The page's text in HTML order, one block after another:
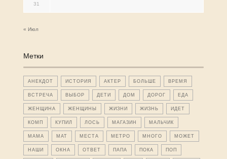
31
« Июл
Метки
АНЕКДОТ ИСТОРИЯ АКТЕР БОЛЬШЕ ВРЕМЯ
ВСТРЕЧА ВЫБОР ДЕТИ ДОМ ДОРОГ ЕДА
ЖЕНЩИНА ЖЕНЩИНЫ ЖИЗНИ ЖИЗНЬ ИДЕТ
КОМП КУПИЛ ЛОСЬ МАГАЗИН МАЛЬЧИК
МАМА МАТ МЕСТА МЕТРО МНОГО МОЖЕТ
НАШИ ОКНА ОТВЕТ ПАПА ПОКА ПОП